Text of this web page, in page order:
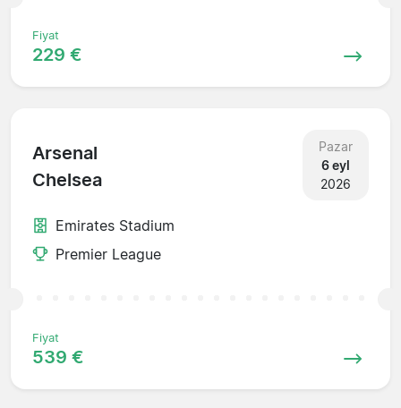
Fiyat
229 €
Arsenal
Chelsea
Pazar
6 eyl
2026
Emirates Stadium
Premier League
Fiyat
539 €